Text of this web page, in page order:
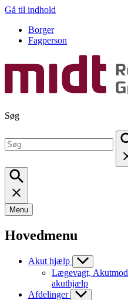
Gå til indhold
Borger
Fagperson
Søg
Menu
Hovedmenu
Akut hjælp
Lægevagt,
akuthjælp
Afdelinger